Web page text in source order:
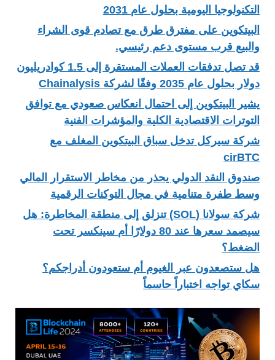
التكنولوجيا اليومية بحلول عام 2031
البيتكوين على مفترق طرق مع تصادم قوى الشراء
والبيع قرب مستوى دعم رئيسي.
قد تصل تدفقات العملات المستقرة إلى 1.5 كوادريليون
دولار بحلول عام 2035 وفقًا لشركة Chainalysis
يشير البيتكوين إلى احتمال انعكاس صعودي مع توافق
التوترات الاقتصادية الكلية والمؤشرات الفنية
شركة سيركل تدخل سباق البيتكوين المغلف مع
cirBTC
صندوق النقد الدولي يحذر من مخاطر الاستقرار المالي
وسط طفرة متنامية في مجال التوكنات الرقمية
شركة سولانا (SOL) تنزلق إلى منطقة المخاطرة: هل
سيصمد سعرها عند 80 دولارًا أم سينكسر تحت
الضغط؟
هل ستصعدون عبر الغيوم أم ستعودون أدراجكم؟
سكاي تواجه اختباراً حاسماً